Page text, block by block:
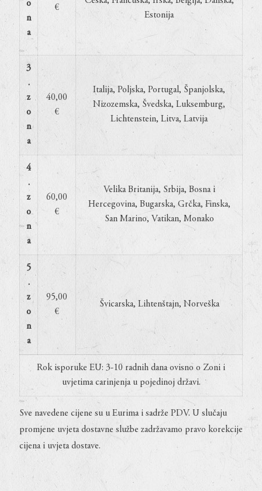
o
n
a
€
Estonija
3
.
z
o
n
a
40,00
€
Italija, Poljska, Portugal, Španjolska,
Nizozemska, Švedska, Luksemburg,
Lichtenstein, Litva, Latvija
4
.
z
o
n
a
60,00
€
Velika Britanija, Srbija, Bosna i
Hercegovina, Bugarska, Grčka, Finska,
San Marino, Vatikan, Monako
5
.
z
o
n
a
95,00
€
Švicarska, Lihtenštajn, Norveška
Rok isporuke EU: 3-10 radnih dana ovisno o Zoni i
uvjetima carinjenja u pojedinoj državi.
Sve navedene cijene su u Eurima i sadrže PDV. U slučaju
promjene uvjeta dostavne službe zadržavamo pravo korekcije
cijena i uvjeta dostave.